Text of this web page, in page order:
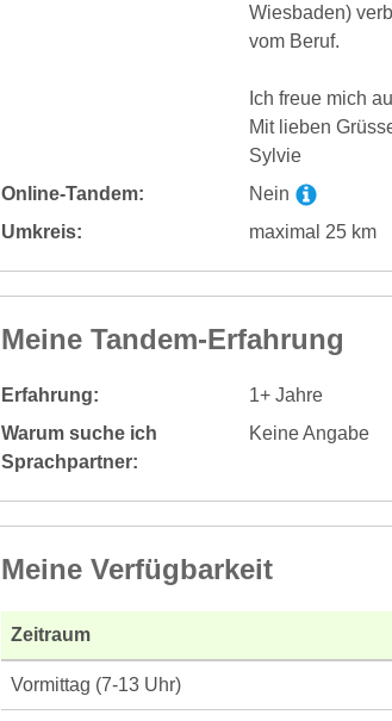
Wiesbaden)
vom Beruf.
Ich freue mich
Mit lieben
Sylvie
Online-Tandem:
Nein
Umkreis:
maximal 25 km
Meine Tandem-Erfahrung
Erfahrung:
1+ Jahre
Warum suche ich
Sprachpartner:
Keine Angabe
Meine Verfügbarkeit
Zeitraum
Vormittag (7-13 Uhr)